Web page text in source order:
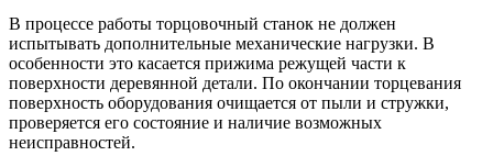
В процессе работы торцовочный станок не должен
испытывать дополнительные механические нагрузки. В
особенности это касается прижима режущей части к
поверхности деревянной детали. По окончании торцевания
поверхность оборудования очищается от пыли и стружки,
проверяется его состояние и наличие возможных
неисправностей.